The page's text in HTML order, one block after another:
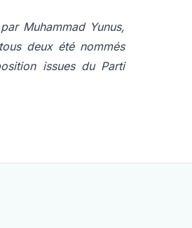
Muhammad Yunus,
deux été nommés
issues du Parti